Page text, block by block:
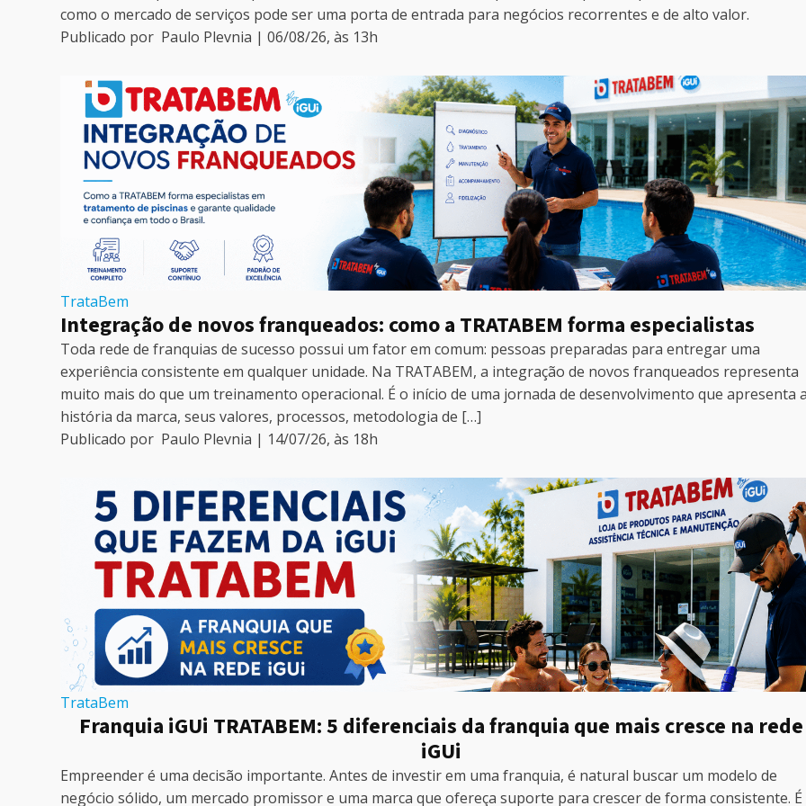
como o mercado de serviços pode ser uma porta de entrada para negócios recorrentes e de alto valor.
Publicado por Paulo Plevnia |06/08/26, às 13h
TrataBem
Integração de novos franqueados: como a TRATABEM forma especialistas
Toda rede de franquias de sucesso possui um fator em comum: pessoas preparadas para entregar uma
experiência consistente em qualquer unidade. Na TRATABEM, a integração de novos franqueados representa
muito mais do que um treinamento operacional. É o início de uma jornada de desenvolvimento que apresenta
história da marca, seus valores, processos, metodologia de […]
Publicado por Paulo Plevnia | 14/07/26, às 18h
TrataBem
Franquia iGUi TRATABEM: 5 diferenciais da franquia que mais cresce na rede
iGUi
Empreender é uma decisão importante. Antes de investir em uma franquia, é natural buscar um modelo de
negócio sólido, um mercado promissor e uma marca que ofereça suporte para crescer de forma consistente. É